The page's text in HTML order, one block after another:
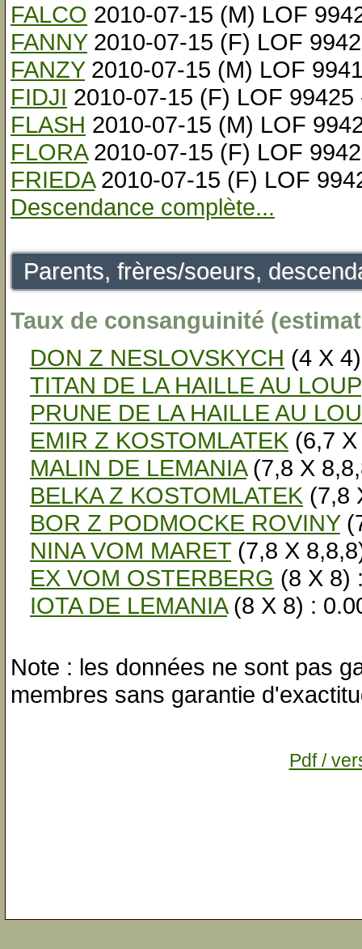
FALCO 2010-07-15 (M) LOF
FANNY2010-07-15 (F) LOF
FANZY2010-07-15 (M) LOF
FIDJI 2010-07-15 (F) LOF 99425
FLASH 2010-07-15 (M) LOF
FLORA2010-07-15 (F) LOF
FRIEDA2010-07-15 (F) LOF
Descendance complète...
Parents, frères/soeurs,
Taux de consanguinité
DON Z NESLOVSKYCH (4 X
TITAN DE LA HAILLE AU LOUP
PRUNE DE LA HAILLE AU
EMIR Z KOSTOMLATEK (6,7
MALIN DE LEMANIA(7,8 X
BELKA Z KOSTOMLATEK (7,8
BOR Z PODMOCKE ROVINY
NINA VOM MARET (7,8 X
EX VOM OSTERBERG (8 X 8)
IOTA DE LEMANIA(8 X 8) :
Note : les données ne sont pas
membres sans garantie
Pdf /